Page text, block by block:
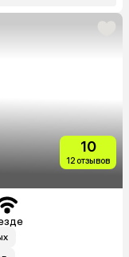
10
12 отзывов